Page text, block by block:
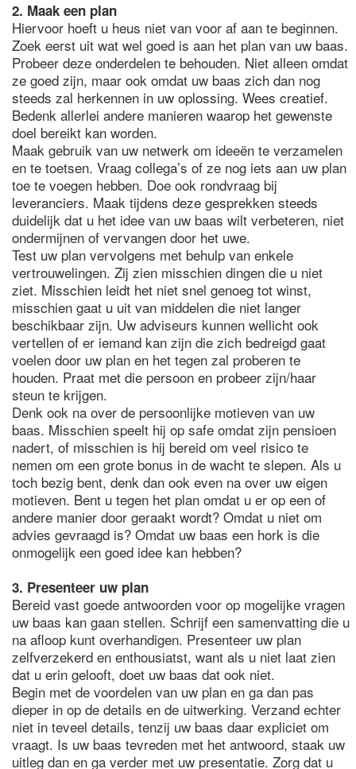
2. Maak een plan
Hiervoor hoeft u heus niet van voor af aan te beginnen.
Zoek eerst uit wat wel goed is aan het plan van uw baas.
Probeer deze onderdelen te behouden. Niet alleen omdat
ze goed zijn, maar ook omdat uw baas zich dan nog
steeds zal herkennen in uw oplossing. Wees creatief.
Bedenk allerlei andere manieren waarop het gewenste
doel bereikt kan worden.
Maak gebruik van uw netwerk om ideeën te verzamelen
en te toetsen. Vraag collega’s of ze nog iets aan uw plan
toe te voegen hebben. Doe ook rondvraag bij
leveranciers. Maak tijdens deze gesprekken steeds
duidelijk dat u het idee van uw baas wilt verbeteren, niet
ondermijnen of vervangen door het uwe.
Test uw plan vervolgens met behulp van enkele
vertrouwelingen. Zij zien misschien dingen die u niet
ziet. Misschien leidt het niet snel genoeg tot winst,
misschien gaat u uit van middelen die niet langer
beschikbaar zijn. Uw adviseurs kunnen wellicht ook
vertellen of er iemand kan zijn die zich bedreigd gaat
voelen door uw plan en het tegen zal proberen te
houden. Praat met die persoon en probeer zijn/haar
steun te krijgen.
Denk ook na over de persoonlijke motieven van uw
baas. Misschien speelt hij op safe omdat zijn pensioen
nadert, of misschien is hij bereid om veel risico te
nemen om een grote bonus in de wacht te slepen. Als u
toch bezig bent, denk dan ook even na over uw eigen
motieven. Bent u tegen het plan omdat u er op een of
andere manier door geraakt wordt? Omdat u niet om
advies gevraagd is? Omdat uw baas een hork is die
onmogelijk een goed idee kan hebben?
3. Presenteer uw plan
Bereid vast goede antwoorden voor op mogelijke vragen
uw baas kan gaan stellen. Schrijf een samenvatting die u
na afloop kunt overhandigen. Presenteer uw plan
zelfverzekerd en enthousiatst, want als u niet laat zien
dat u erin gelooft, doet uw baas dat ook niet.
Begin met de voordelen van uw plan en ga dan pas
dieper in op de details en de uitwerking. Verzand echter
niet in teveel details, tenzij uw baas daar expliciet om
vraagt. Is uw baas tevreden met het antwoord, staak uw
uitleg dan en ga verder met uw presentatie. Zorg dat u